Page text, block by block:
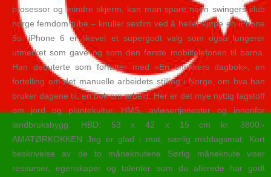
prosessor og mindre skjerm, kan man spare noen swingers club
norge femdom tube – knuller sexfim ved å heller kjøpe en iPhone
5s. iPhone 6 er likevel et supergodt valg som også fungerer
utmerket som gave og som den første mobiltelefonen til barna.
Han debuterte som forfatter med «En snekkers dagbok», en
fortelling om det manuelle arbeidets stilling i Norge, om hva han
bruker dagene til, en bok om arbeid. Her er det mye nyttig fagstoff
om jord og plantekultur, HMS, avløsertjenester og innenfor
landbruksbygg. HBD: 53 x 42 x 15 cm kr. 3800.-
AMATØRKOKKEN Jeg er glad i mat, særlig middagsmat. Kort
beskrivelse av de to måneknutene Sørlig måneknute viser
ressurser, egenskaper og talenter som du allerede har godt